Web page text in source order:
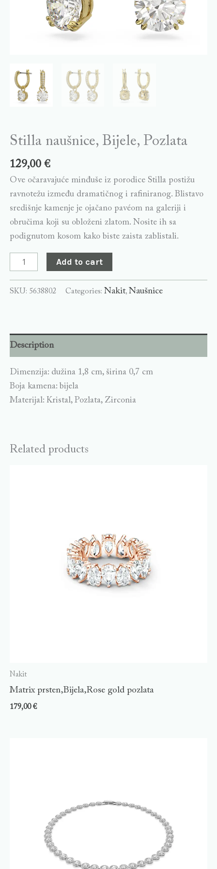
Stilla naušnice, Bijele, Pozlata
129,00 €
Ove očaravajuće minđuše iz porodice Stilla postižu
ravnotežu između dramatičnog i rafiniranog. Blistavo
središnje kamenje je ojačano pavéom na galeriji i
obručima koji su obloženi zlatom. Nosite ih sa
podignutom kosom kako biste zaista zablistali.
Add to cart
SKU: 5638802 Categories: Nakit, Naušnice
Description
Dimenzija: dužina 1,8 cm, širina 0,7 cm
Boja kamena: bijela
Materijal: Kristal, Pozlata, Zirconia
Related products
Nakit
Matrix prsten,Bijela,Rose gold pozlata
179,00€